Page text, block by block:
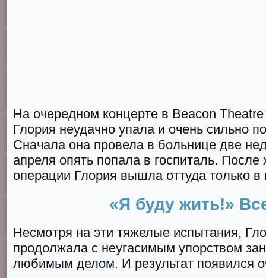
На очередном концерте в Bеacon
Глория неудачно упала и очень сильно
Сначала она провела в больнице две
апреля опять попала в госпиталь. После
операции Глория вышла оттуда только
«Я буду жить!»
Несмотря на эти тяжелые испытания,
продолжала с неугасимым упорством
любимым делом. И результат появился